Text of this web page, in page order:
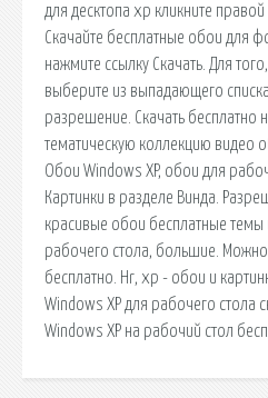
для десктопа хр кликните
Скачайте бесплатные обои для
нажмите ссылку Скачать. Для
выберите из выпадающего
разрешение. Скачать бесплатно
тематическую коллекцию видео
Обои Windows XP, обои для
Картинки в разделе Винда.
красивые обои бесплатные
рабочего стола, большие. Можно
бесплатно. Hr, хр - обои и
Windows XP для рабочего стола
Windows XP на рабочий стол